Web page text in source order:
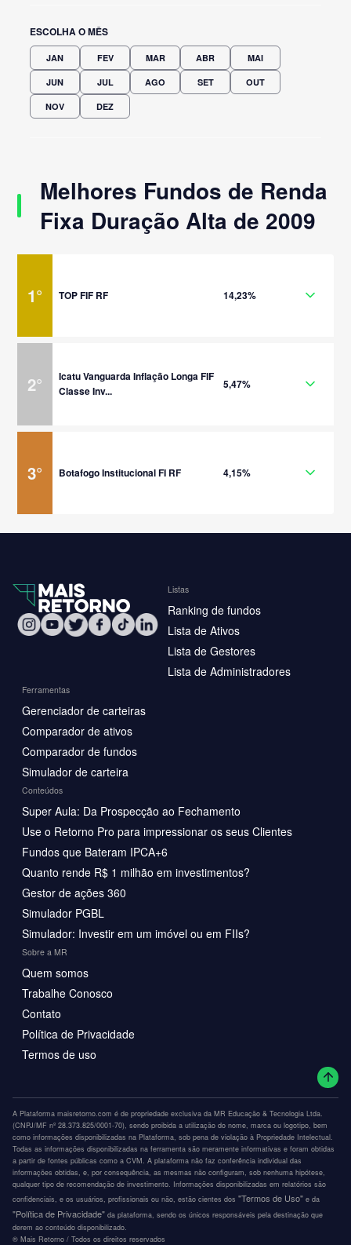
ESCOLHA O MÊS
JAN FEV MAR ABR MAI
JUN JUL AGO SET OUT
NOV DEZ
Melhores Fundos de Renda
Fixa Duração Alta de 2009
1° TOP FIF RF 14,23%
2°
Icatu Vanguarda Inflação Longa FIF
Classe Inv...
5,47%
3° Botafogo Institucional FI RF 4,15%
Listas
Ranking de fundos
Lista de Ativos
Lista de Gestores
Lista de Administradores
Ferramentas
Gerenciador de carteiras
Comparador de ativos
Comparador de fundos
Simulador de carteira
Conteúdos
Super Aula: Da Prospecção ao Fechamento
Use o Retorno Pro para impressionar os seus Clientes
Fundos que Bateram IPCA+6
Quanto rende R$ 1 milhão em investimentos?
Gestor de ações 360
Simulador PGBL
Simulador: Investir em um imóvel ou em FIIs?
Sobre a MR
Quem somos
Trabalhe Conosco
Contato
Política de Privacidade
Termos de uso
A Plataforma maisretorno.com é de propriedade exclusiva da MR Educação & Tecnologia Ltda.
(CNPJ/MF nº 28.373.825/0001-70), sendo proibida a utilização do nome, marca ou logotipo, bem
como informações disponibilizadas na Plataforma, sob pena de violação à Propriedade Intelectual.
Todas as informações disponibilizadas na ferramenta são meramente informativas e foram obtidas
a partir de fontes públicas como a CVM. A plataforma não faz conferência individual das
informações obtidas, e, por consequência, as mesmas não configuram, sob nenhuma hipótese,
qualquer tipo de recomendação de investimento. Informações disponibilizadas em relatórios são
confidenciais, e os usuários, profissionais ou não, estão cientes dos "Termos de Uso" e da
"Política de Privacidade" da plataforma, sendo os únicos responsáveis pela destinação que
derem ao conteúdo disponibilizado.
®️ Mais Retorno / Todos os direitos reservados